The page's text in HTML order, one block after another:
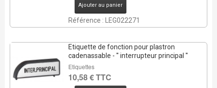
Ajouter au panier
Référence : LEG022271
Etiquette de fonction pour plastron
cadenassable - '' interrupteur principal ''
Etiquettes
10,58 € TTC